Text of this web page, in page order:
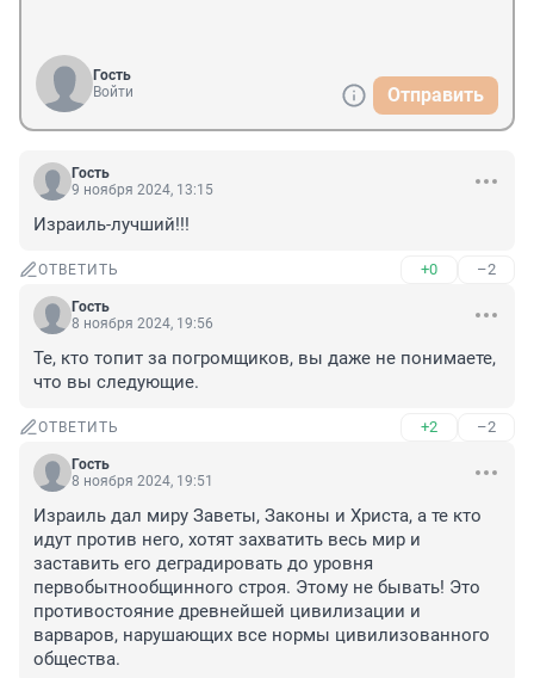
Гость
Войти
Отправить
Гость
9 ноября 2024, 13:15
Израиль-лучший!!!
ОТВЕТИТЬ +0 –2
Гость
8 ноября 2024, 19:56
Те, кто топит за погромщиков, вы даже не понимаете,
что вы следующие.
ОТВЕТИТЬ +2 –2
Гость
8 ноября 2024, 19:51
Израиль дал миру Заветы, Законы и Христа, а те кто
идут против него, хотят захватить весь мир и
заставить его деградировать до уровня
первобытнообщинного строя. Этому не бывать! Это
противостояние древнейшей цивилизации и
варваров, нарушающих все нормы цивилизованного
общества.